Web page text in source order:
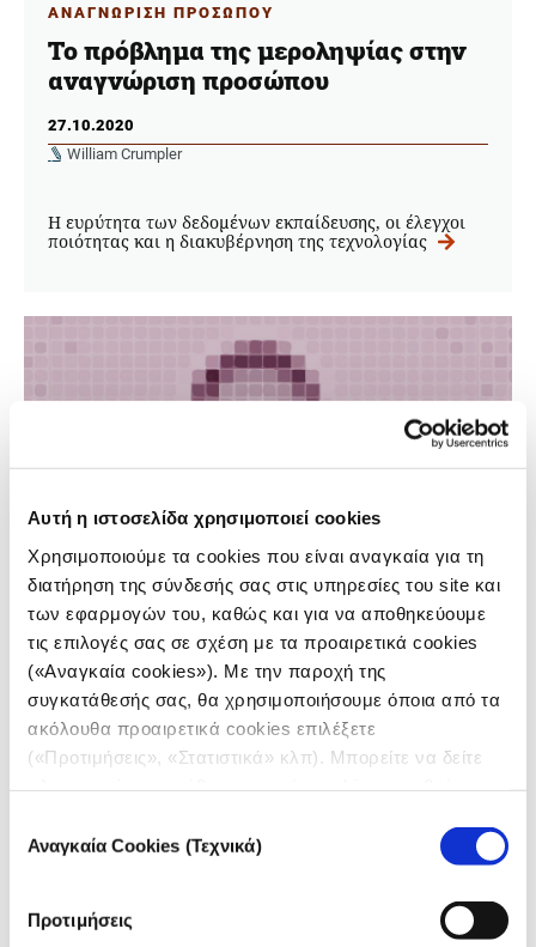
Αυτή η ιστοσελίδα χρησιμοποιεί cookies
Χρησιμοποιούμε τα cookies που είναι αναγκαία για τη
διατήρηση της σύνδεσής σας στις υπηρεσίες του site και
των εφαρμογών του, καθώς και για να αποθηκεύουμε
τις επιλογές σας σε σχέση με τα προαιρετικά cookies
(«Αναγκαία cookies»). Με την παροχή της
συγκατάθεσής σας, θα χρησιμοποιήσουμε όποια από τα
ακόλουθα προαιρετικά cookies επιλέξετε
(«Προτιμήσεις», «Στατιστικά» κλπ). Μπορείτε να δείτε
συγκατάθεσης
Αναγκαία Cookies (Τεχνικά)
Προτιμήσεις
ΑΝΑΓΝΩΡΙΣΗ ΠΡΟΣΩΠΟΥ
Το πρόβλημα της μεροληψίας στην
αναγνώριση προσώπου
27.10.2020
William Crumpler
Η ευρύτητα των δεδομένων εκπαίδευσης, οι έλεγχοι
ποιότητας και η διακυβέρνηση της τεχνολογίας
ΑΝΑΓΝΩΡΙΣΗ ΠΡΟΣΩΠΟΥ
Πόσο ακριβή είναι τα συστήματα
αναγνώρισης προσώπου –και γιατί
αυτό έχει σημασία;
27.10.2020
Η ακρίβεια των συστημάτων, οι βαθμοί εμπιστοσύνης